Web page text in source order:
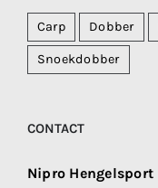
Carp Dobber
Snoekdobber
CONTACT
Nipro Hengelsport